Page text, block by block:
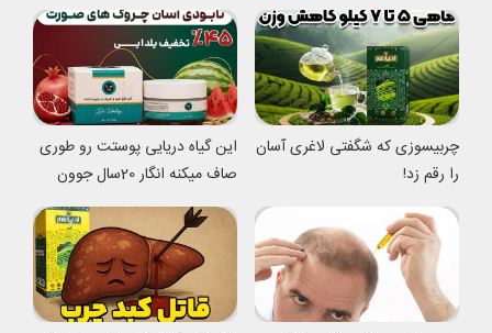
چربیسوزی که شگفتی لاغری آسان
را رقم زد!
این گیاه دریایی پوستت رو طوری
صاف میکنه انگار 20سال جوون
شدی